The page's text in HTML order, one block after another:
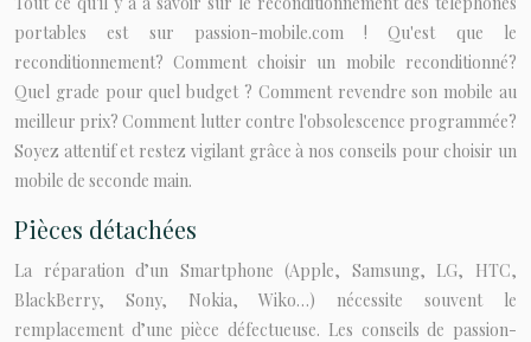
portables est sur passion-mobile.com ! Qu'est que le
reconditionnement? Comment choisir un mobile reconditionné?
Quel grade pour quel budget ? Comment revendre son mobile au
meilleur prix? Comment lutter contre l'obsolescence programmée?
Soyez attentif et restez vigilant grâce à nos conseils pour choisir un
mobile de seconde main.
Pièces détachées
La réparation d’un Smartphone (Apple, Samsung, LG, HTC,
BlackBerry, Sony, Nokia, Wiko…) nécessite souvent le
remplacement d’une pièce défectueuse. Les conseils de passion-